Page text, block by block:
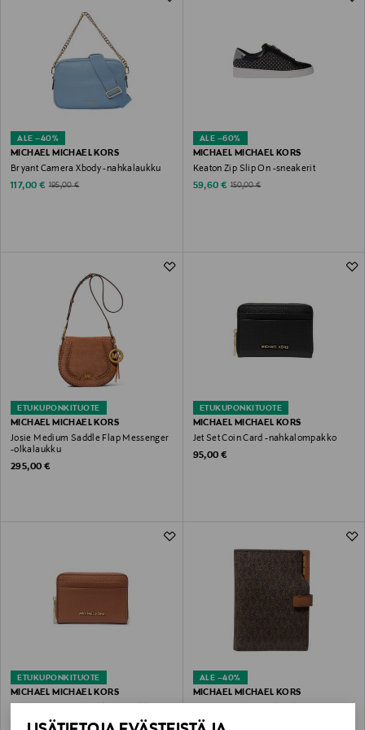
ALE –40%
MICHAEL MICHAEL KORS
Bryant Camera Xbody -nahkalaukku
Discounted Price
117,00 € Original Price
195,00 €
ALE –60%
MICHAEL MICHAEL KORS
Keaton Zip Slip On -sneakerit
Discounted Price
59,60 € Original Price
150,00 €
ETUKUPONKITUOTE
MICHAEL MICHAEL KORS
Josie Medium Saddle Flap Messenger
-olkalaukku
Original Price
295,00 €
ETUKUPONKITUOTE
MICHAEL MICHAEL KORS
Jet Set Coin Card -nahkalompakko
Original Price
95,00 €
ETUKUPONKITUOTE
MICHAEL MICHAEL KORS
Original Price
95,00 €
ALE –40%
MICHAEL MICHAEL KORS
Discounted Price
56,90 €